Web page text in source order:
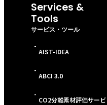
Services &
Tools
サービス・ツール
-
AIST-IDEA
-
ABCI 3.0
-
CO2分離素材評価サービ